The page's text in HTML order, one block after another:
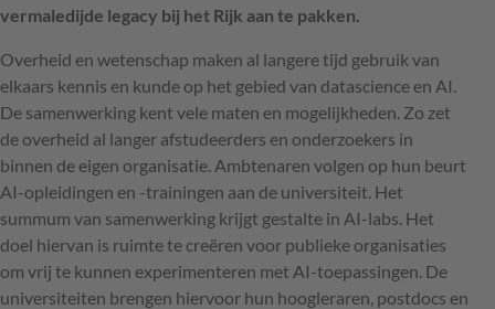
vermaledijde legacy bij het Rijk aan te pakken.
Overheid en wetenschap maken al langere tijd gebruik van
elkaars kennis en kunde op het gebied van datascience en AI.
De samenwerking kent vele maten en mogelijkheden. Zo zet
de overheid al langer afstudeerders en onderzoekers in
binnen de eigen organisatie. Ambtenaren volgen op hun beurt
AI-opleidingen en -trainingen aan de universiteit. Het
summum van samenwerking krijgt gestalte in AI-labs. Het
doel hiervan is ruimte te creëren voor publieke organisaties
om vrij te kunnen experimenteren met AI-toepassingen. De
universiteiten brengen hiervoor hun hoogleraren, postdocs en